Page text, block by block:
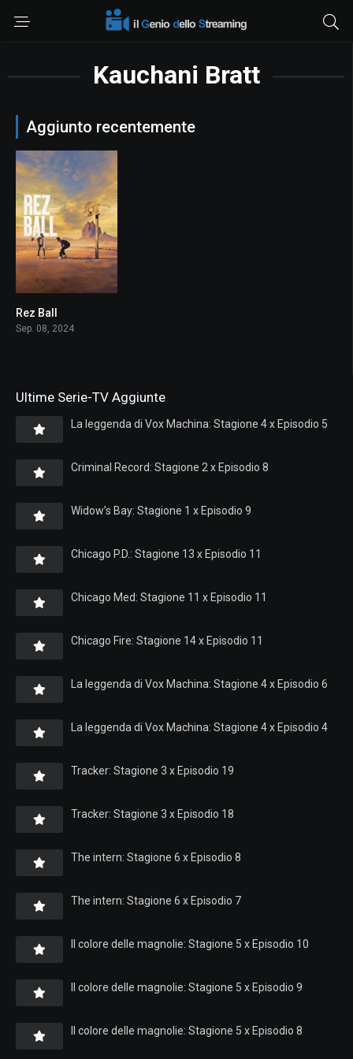
Kauchani Bratt
Aggiunto recentemente
Rez Ball
Sep. 08, 2024
Ultime Serie-TV Aggiunte
La leggenda di Vox Machina: Stagione 4 x Episodio 5
Criminal Record: Stagione 2 x Episodio 8
Widow’s Bay: Stagione 1 x Episodio 9
Chicago P.D.: Stagione 13 x Episodio 11
Chicago Med: Stagione 11 x Episodio 11
Chicago Fire: Stagione 14 x Episodio 11
La leggenda di Vox Machina: Stagione 4 x Episodio 6
La leggenda di Vox Machina: Stagione 4 x Episodio 4
Tracker: Stagione 3 x Episodio 19
Tracker: Stagione 3 x Episodio 18
The intern: Stagione 6 x Episodio 8
The intern: Stagione 6 x Episodio 7
Il colore delle magnolie: Stagione 5 x Episodio 10
Il colore delle magnolie: Stagione 5 x Episodio 9
Il colore delle magnolie: Stagione 5 x Episodio 8